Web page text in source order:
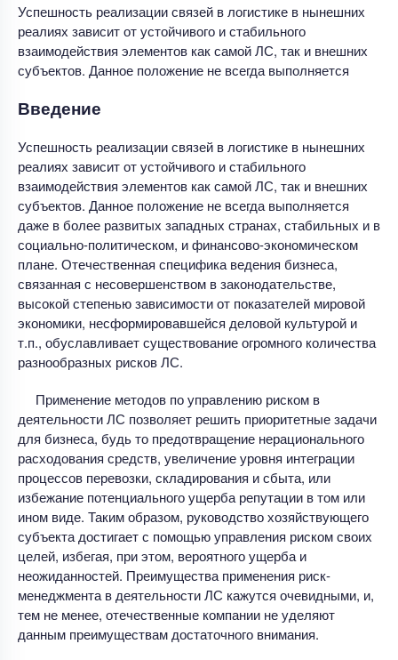
Успешность реализации связей в логистике в нынешних
реалиях зависит от устойчивого и стабильного
взаимодействия элементов как самой ЛС, так и внешних
субъектов. Данное положение не всегда выполняется
Введение
Успешность реализации связей в логистике в нынешних
реалиях зависит от устойчивого и стабильного
взаимодействия элементов как самой ЛС, так и внешних
субъектов. Данное положение не всегда выполняется
даже в более развитых западных странах, стабильных и в
социально-политическом, и финансово-экономическом
плане. Отечественная специфика ведения бизнеса,
связанная с несовершенством в законодательстве,
высокой степенью зависимости от показателей мировой
экономики, несформировавшейся деловой культурой и
т.п., обуславливает существование огромного количества
разнообразных рисков ЛС.
Применение методов по управлению риском в
деятельности ЛС позволяет решить приоритетные задачи
для бизнеса, будь то предотвращение нерационального
расходования средств, увеличение уровня интеграции
процессов перевозки, складирования и сбыта, или
избежание потенциального ущерба репутации в том или
ином виде. Таким образом, руководство хозяйствующего
субъекта достигает с помощью управления риском своих
целей, избегая, при этом, вероятного ущерба и
неожиданностей. Преимущества применения риск-
менеджмента в деятельности ЛС кажутся очевидными, и,
тем не менее, отечественные компании не уделяют
данным преимуществам достаточного внимания.